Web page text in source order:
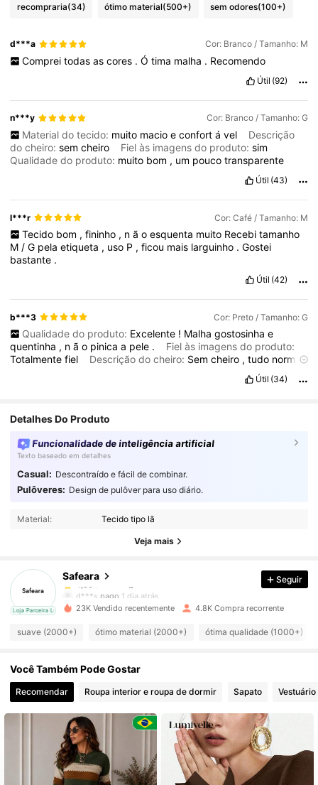
recompraria(34) ótimo material(500+) sem odores(100+)
d***a Cor: Branco / Tamanho: M
Comprei todas as cores . Ó tima malha . Recomendo
Útil (92)
n***y Cor: Branco / Tamanho: G
Material do tecido: muito macio e confort á vel
Descrição
do cheiro:semcheiro Fiel às imagens do produto:sim
Qualidade do produto: muito bom , um poucotransparente
Útil (43)
l***r Cor: Café / Tamanho: M
Tecido bom , fininho , n ã o esquenta muito Recebi tamanho
M /G pelaetiqueta , uso P ,ficou mais larguinho .Gostei
bastante .
Útil (42)
b***3 Cor: Preto / Tamanho: G
Qualidade do produto: Excelente ! Malha gostosinha e
quentinha , não pinicaa pele .
Fiel às imagens do produto:
Totalmentefiel Descrição do cheiro: Semcheiro ,tudo normal
uma
Vestesuperbem,
Útil (34)
Detalhes Do Produto
Funcionalidade de inteligência artificial
Texto baseado em detalhes
Casual: Descontraído e fácil de combinar.
Pulôveres: Design de pulôver para uso diário.
Material: Tecido tipo lã
Veja mais
Loja Parceira Local
Safeara
4,80 2.7K Seguidores
2.7K Seguidores
4,80
2.7K Seguidores
d***s
1 dia atrás
4,80 2.7K Seguidores
4,80 2.7K Seguidores
4,80 2.7K Seguidores
Seguir
23K Vendido recentemente 4.8K Compra recorrente
suave (2000+) ótimo material (2000+) ótima qualidade (1000+)
Você Também Pode Gostar
Recomendar Roupa interior e roupa de dormir Sapato